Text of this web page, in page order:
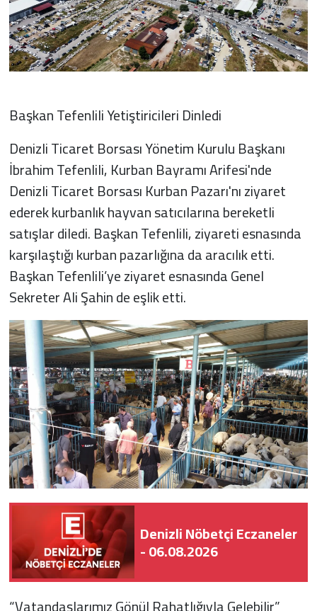
Başkan Tefenlili Yetiştiricileri Dinledi
Denizli Ticaret Borsası Yönetim Kurulu Başkanı
İbrahim Tefenlili, Kurban Bayramı Arifesi'nde
Denizli Ticaret Borsası Kurban Pazarı'nı ziyaret
ederek kurbanlık hayvan satıcılarına bereketli
satışlar diledi. Başkan Tefenlili, ziyareti esnasında
karşılaştığı kurban pazarlığına da aracılık etti.
Başkan Tefenlili’ye ziyaret esnasında Genel
Sekreter Ali Şahin de eşlik etti.
Denizli Nöbetçi Eczaneler
- 06.08.2026